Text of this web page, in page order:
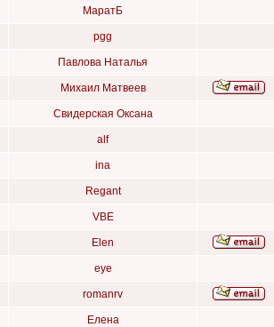
МаратБ
pgg
Павлова Наталья
Михаил Матвеев
Свидерская Оксана
alf
ina
Regant
VBE
Elen
eye
romanrv
Елена